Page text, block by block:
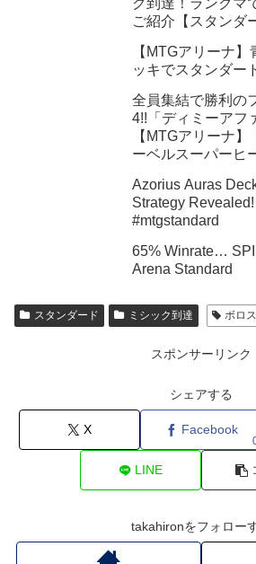
ご紹介【スタンダ
【MTGアリーナ
ッキでスタンダー
全員集結で勝利の
4!!「ディミーアフ
【MTGアリーナ
ーベルスーパーヒ
Azorius Auras Deck New Cards
Strategy
#mtgstandard
65% Winrate…
Arena Standard
スタンダード ミシック到達 ボロ
スポンサーリンク
シェアする
X Facebook
LINE
takahironをフォロー